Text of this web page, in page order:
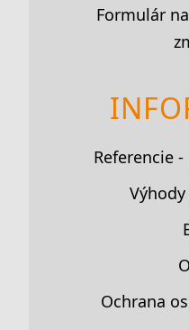
Formulár
Referencie
Ochrana